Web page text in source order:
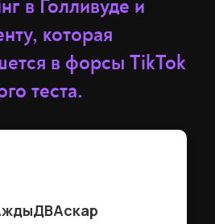
в Голливуде и
которая
в форсы TikTok
теста.